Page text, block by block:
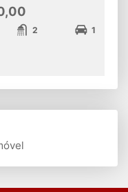
2 1